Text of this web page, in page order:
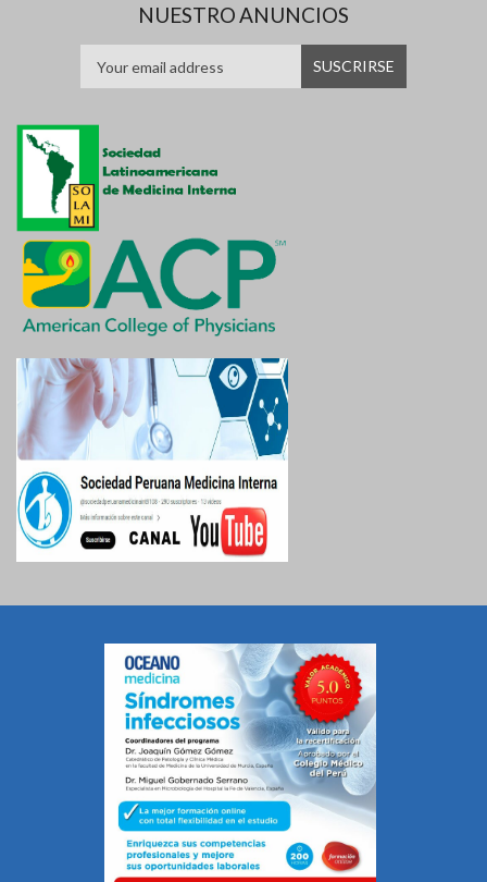
NUESTRO ANUNCIOS